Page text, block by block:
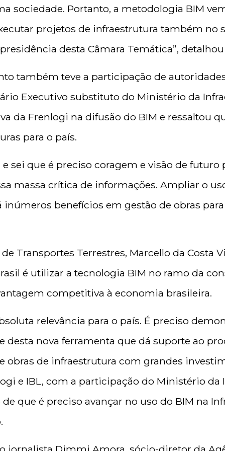
sociedade. Portanto, a metodologia BIM
projetos de infraestrutura também no
desta Câmara Temática”,
também teve a participação de
Executivo substituto do Ministério da
da Frenlogi na difusão do BIM e ressaltou
para o país.
e sei que é preciso coragem e visão de
massa crítica de informações. Ampliar o
inúmeros benefícios em gestão de obras para
Transportes Terrestres, Marcello da Costa
é utilizar a tecnologia BIM no ramo da
competitiva à economia brasileira.
relevância para o país. É preciso
desta nova ferramenta que dá suporte ao
obras de infraestrutura com grandes
e IBL, com a participação do Ministério da
que é preciso avançar no uso do BIM na